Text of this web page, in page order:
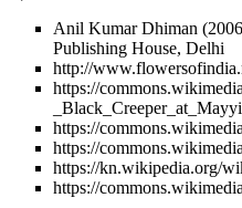
Anil Kumar Dhiman
Publishing House, Delhi
http://
https://
https://
https://
https://kn.wikipedia.org/
https://